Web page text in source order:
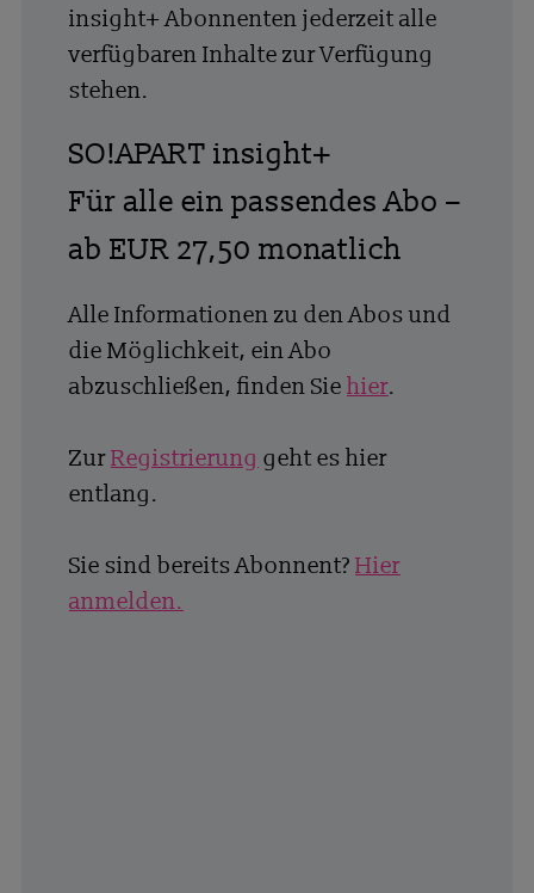
insight+ Abonnenten jederzeit alle
verfügbaren Inhalte zur Verfügung
stehen.
SO!APART insight+
Für alle ein passendes Abo –
ab EUR 27,50 monatlich
Alle Informationen zu den Abos und
die Möglichkeit, ein Abo
abzuschließen, finden Sie hier.
ZurRegistrierung geht es hier
entlang.
Sie sind bereits Abonnent? Hier
anmelden.